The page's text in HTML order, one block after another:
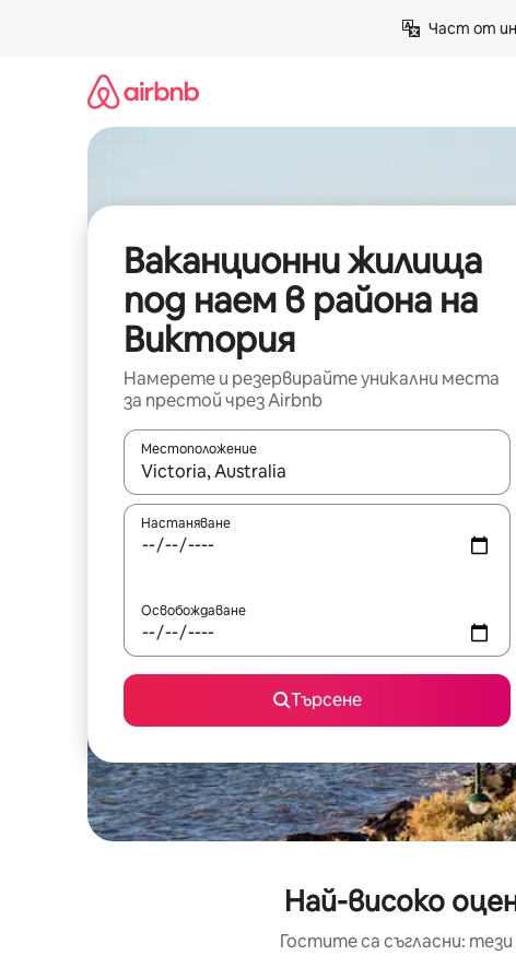
Част от
Ваканционни жилища
под наем в района на
Виктория
Намерете и резервирайте уникални места
за престой чрез Airbnb
Местоположение
Когато резултатите се покажат, използвайте
Настаняване
Освобождаване
Търсене
Най-високо
Гостите са съгласни: